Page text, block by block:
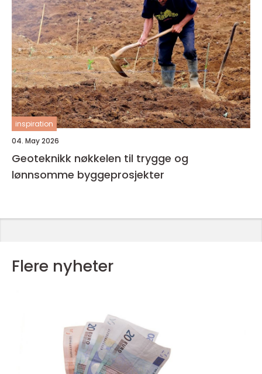
inspiration
04. May 2026
Geoteknikk nøkkelen til trygge og
lønnsomme byggeprosjekter
Flere nyheter